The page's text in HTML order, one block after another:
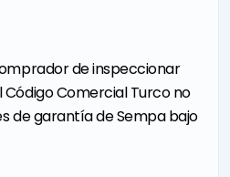
de inspeccionar
Código Comercial Turco no
de garantía de Sempa bajo